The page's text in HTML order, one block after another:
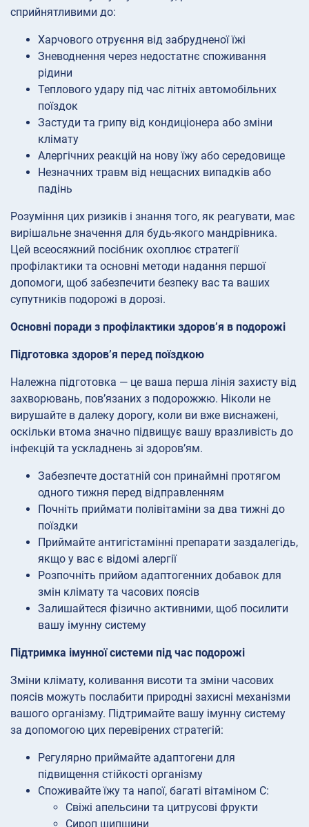
сприйнятливими до:
Харчового отруєння від забрудненої їжі
Зневоднення через недостатнє споживання
рідини
Теплового удару під час літніх автомобільних
поїздок
Застуди та грипу від кондиціонера або зміни
клімату
Алергічних реакцій на нову їжу або середовище
Незначних травм від нещасних випадків або
падінь
Розуміння цих ризиків і знання того, як реагувати, має
вирішальне значення для будь-якого мандрівника.
Цей всеосяжний посібник охоплює стратегії
профілактики та основні методи надання першої
допомоги, щоб забезпечити безпеку вас та ваших
супутників подорожі в дорозі.
Основні поради з профілактики здоров’я в подорожі
Підготовка здоров’я перед поїздкою
Належна підготовка — це ваша перша лінія захисту від
захворювань, пов’язаних з подорожжю. Ніколи не
вирушайте в далеку дорогу, коли ви вже виснажені,
оскільки втома значно підвищує вашу вразливість до
інфекцій та ускладнень зі здоров’ям.
Забезпечте достатній сон принаймні протягом
одного тижня перед відправленням
Почніть приймати полівітаміни за два тижні до
поїздки
Приймайте антигістамінні препарати заздалегідь,
якщо у вас є відомі алергії
Розпочніть прийом адаптогенних добавок для
змін клімату та часових поясів
Залишайтеся фізично активними, щоб посилити
вашу імунну систему
Підтримка імунної системи під час подорожі
Зміни клімату, коливання висоти та зміни часових
поясів можуть послабити природні захисні механізми
вашого організму. Підтримайте вашу імунну систему
за допомогою цих перевірених стратегій:
Регулярно приймайте адаптогени для
підвищення стійкості організму
Споживайте їжу та напої, багаті вітаміном С:
Свіжі апельсини та цитрусові фрукти
Сироп шипшини